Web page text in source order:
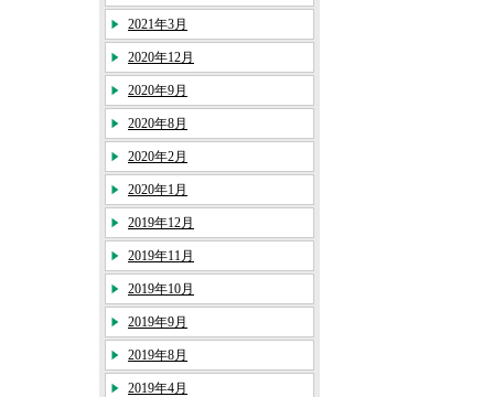
2021年3月
2020年12月
2020年9月
2020年8月
2020年2月
2020年1月
2019年12月
2019年11月
2019年10月
2019年9月
2019年8月
2019年4月